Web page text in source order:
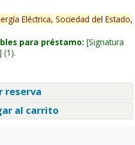
Eléctrica, Sociedad del Estado,
para préstamo: Signatura
(1).
reserva
al carrito